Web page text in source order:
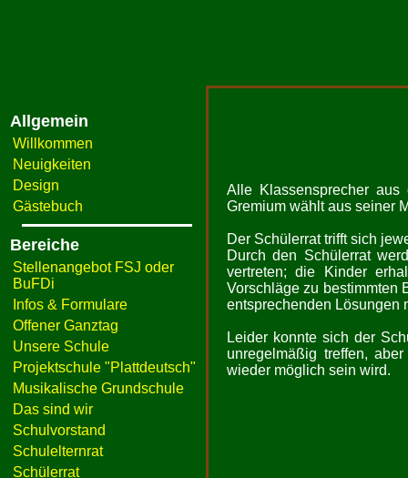
Allgemein
Willkommen
Neuigkeiten
Design
Gästebuch
Bereiche
Stellenangebot FSJ oder
BuFDi
Infos & Formulare
Offener Ganztag
Unsere Schule
Projektschule "Plattdeutsch"
Musikalische Grundschule
Das sind wir
Schulvorstand
Schulelternrat
Schülerrat
Alle Klassensprecher
Gremium wählt aus seiner
Der Schülerrat trifft sich
Durch den Schülerrat
vertreten; die Kinder
Vorschläge zu bestimmten
entsprechenden Lösungen
Leider konnte sich der
unregelmäßig treffen,
wieder möglich sein wird.